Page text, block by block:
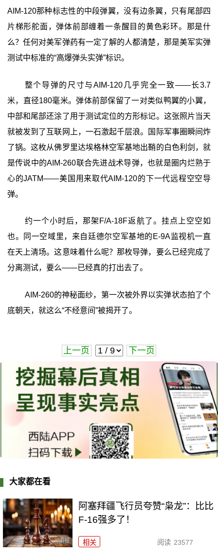
AIM-120那种标志性的中段弹翼，没有边条翼，只有尾部四
片梯形舵面，弹体前部缠着一条醒目的黄色彩环。那是什
么？任何对美军弹药有一定了解的人都清楚，那是美军实弹
测试中标准的“高爆弹头实弹”标识。
整个导弹的尺寸与AIM-120几乎完全一致——长3.7
米，直径180毫米。弹体前部保留了一对类似鸭翼的小翼，
中部和尾部还涂了用于测试定位的方形标记。这张照片当天
就被发到了互联网上，一石激起千层浪。国际军事圈瞬间炸
了锅。这枚从佛罗里达埃格林空军基地出鞘的白色利剑，就
是传说中的AIM-260联合先进战术导弹，也就是圈内烂熟于
心的JATM——美国用来取代AIM-120的下一代远程空空导
弹。
约一个小时后，那架F/A-18F返航了。挂点上空空如
也。同一空域里，来自廷德尔空军基地的E-9A监视机一直
在天上清场。这意味着什么呢？那枚导弹，要么已经完成了
分离测试，要么——已经真的打出去了。
AIM-260的神秘面纱，第一次被外界以实弹状态拍了个
底朝天，就这么“不经意间”被揭开了。
上一页 下一页
大家都在看
阿塞拜疆飞行员夸赞“枭龙”：比比
F-16强多了！
相关 阅读 23577